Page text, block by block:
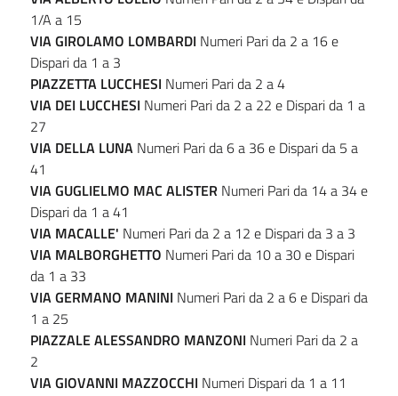
1/A a 15
VIA GIROLAMO LOMBARDI Numeri Pari da 2 a 16 e
Dispari da 1 a 3
PIAZZETTA LUCCHESI Numeri Pari da 2 a 4
VIA DEI LUCCHESI Numeri Pari da 2 a 22 e Dispari da 1 a
27
VIA DELLA LUNA Numeri Pari da 6 a 36 e Dispari da 5 a
41
VIA GUGLIELMO MAC ALISTER Numeri Pari da 14 a 34 e
Dispari da 1 a 41
VIA MACALLE' Numeri Pari da 2 a 12 e Dispari da 3 a 3
VIA MALBORGHETTO Numeri Pari da 10 a 30 e Dispari
da 1 a 33
VIA GERMANO MANINI Numeri Pari da 2 a 6 e Dispari da
1 a 25
PIAZZALE ALESSANDRO MANZONI Numeri Pari da 2 a
2
VIA GIOVANNI MAZZOCCHI Numeri Dispari da 1 a 11